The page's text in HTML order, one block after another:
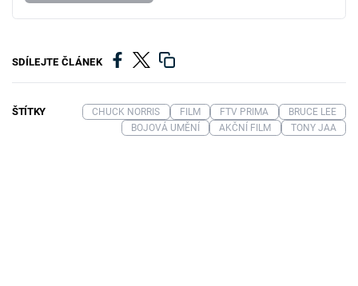
SDÍLEJTE ČLÁNEK
ŠTÍTKY CHUCK NORRIS FILM FTV PRIMA
BRUCE LEE
BOJOVÁ UMĚNÍ
AKČNÍ FILM TONY JAA